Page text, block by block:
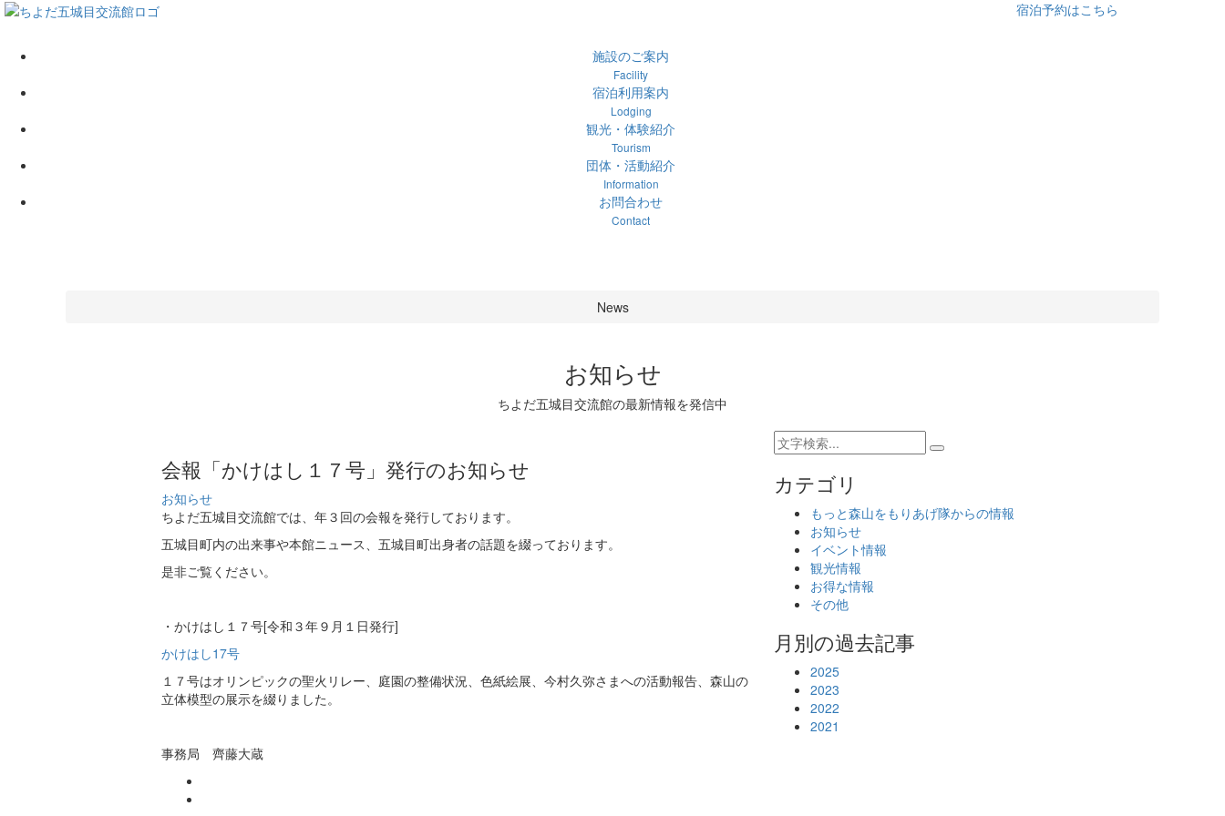
宿泊予約はこちら
施設のご案内
Facility
宿泊利用案内
Lodging
観光・体験紹介
Tourism
団体・活動紹介
Information
お問合わせ
Contact
News
お知らせ
ちよだ五城目交流館の最新情報を発信中
会報「かけはし１７号」発行のお知らせ
お知らせ
ちよだ五城目交流館では、年３回の会報を発行しております。
五城目町内の出来事や本館ニュース、五城目町出身者の話題を綴っております。
是非ご覧ください。
・かけはし１７号[令和３年９月１日発行]
かけはし17号
１７号はオリンピックの聖火リレー、庭園の整備状況、色紙絵展、今村久弥さまへの活動報告、森山の
立体模型の展示を綴りました。
事務局 齊藤大蔵
カテゴリ
もっと森山をもりあげ隊からの情報
お知らせ
イベント情報
観光情報
お得な情報
その他
月別の過去記事
2025
2023
2022
2021